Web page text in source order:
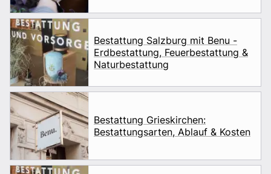
Bestattung Salzburg mit Benu -
Erdbestattung, Feuerbestattung &
Naturbestattung
Bestattung Grieskirchen:
Bestattungsarten, Ablauf & Kosten